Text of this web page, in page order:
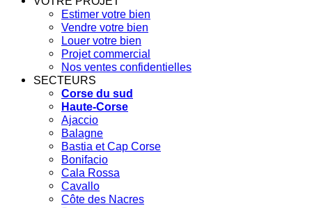
Estimer votre bien
Vendre votre bien
Louer votre bien
Projet commercial
Nos ventes confidentielles
SECTEURS
Corse du sud
Haute-Corse
Ajaccio
Balagne
Bastia et Cap Corse
Bonifacio
Cala Rossa
Cavallo
Côte des Nacres